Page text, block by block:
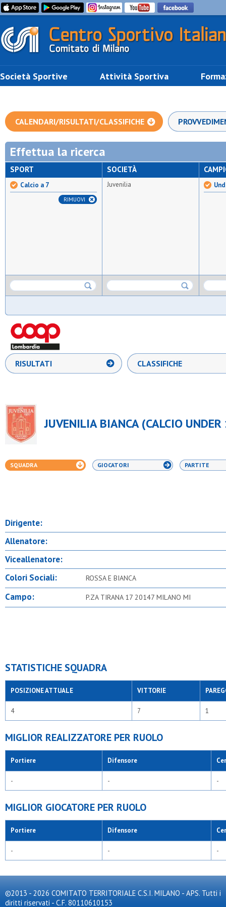
Società Sportive Attività Sportiva
CALENDARI/RISULTATI/CLASSIFICHE
Effettua la ricerca
SPORT
Calcio a 7
RIMUOVI
SOCIETÀ
Juvenilia
RISULTATI CLASSIFICHE
JUVENILIA BIANCA (CALCIO
SQUADRA GIOCATORI PARTITE
Dirigente:
Allenatore:
Viceallenatore:
Colori Sociali:
ROSSA E BIANCA
Campo: P.ZA TIRANA 17 20147 MILANO MI
STATISTICHE SQUADRA
POSIZIONE ATTUALE VITTORIE
4 7 1
MIGLIOR REALIZZATORE PER RUOLO
Portiere Difensore
- - -
MIGLIOR GIOCATORE PER RUOLO
Portiere Difensore
- - -
©2013 - 2026 COMITATO TERRITORIALE C.S.I. MILANO - APS. Tutti i
diritti riservati - C.F. 80110610153